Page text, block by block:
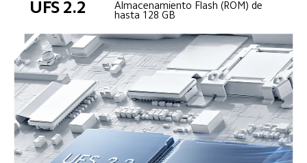
UFS 2.2
Almacenamiento Flash (ROM) de
hasta 128 GB